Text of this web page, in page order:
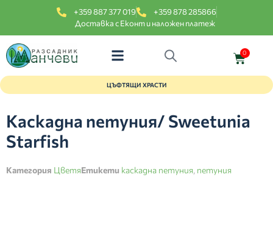
+359 887 377 019
+359 878 285866
Доставка с Еконт и наложен платеж
0
ЦЪФТЯЩИ ХРАСТИ
Каскадна петуния/ Sweetunia
Starfish
Категория ЦветяЕтикети каскадна петуния, петуния